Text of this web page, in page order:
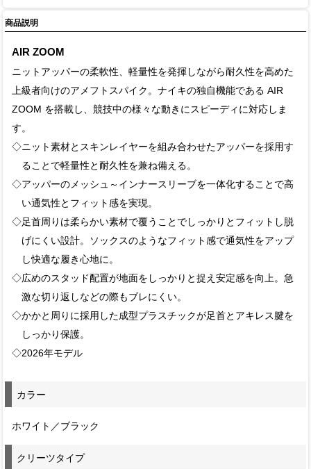
商品説明
AIR ZOOM
ニットアッパーの柔軟性、軽量性を発揮しながら耐久性を高めた
上級者向けのアメフトスパイク。ナイキの独自機能である AIR
ZOOM を搭載し、競技中の様々な動きにスピーディに対応しま
す。
◇ニット素材とスキンレイヤーを組み合わせたアッパーを採用す
ることで軽量性と耐久性を兼ね備える。
◇アッパーのメッシュ～インナースリーブを一体化することで高
い通気性とフィット感を実現。
◇足首周りは柔らかい素材で覆うことでしっかりとフィットし脱
げにくい設計。ソックスのようなフィット感で通気性をアップ
し快適な履き心地に。
◇広めのスタッド配置が地面をしっかりと捉え安定感を向上。急
激な切り返しなどの際もブレにくい。
◇かかと周りに採用した成型プラスチックが足首とアキレス腱を
しっかり保護。
◇2026年モデル
カラー
ホワイト／ブラック
クリーツタイプ